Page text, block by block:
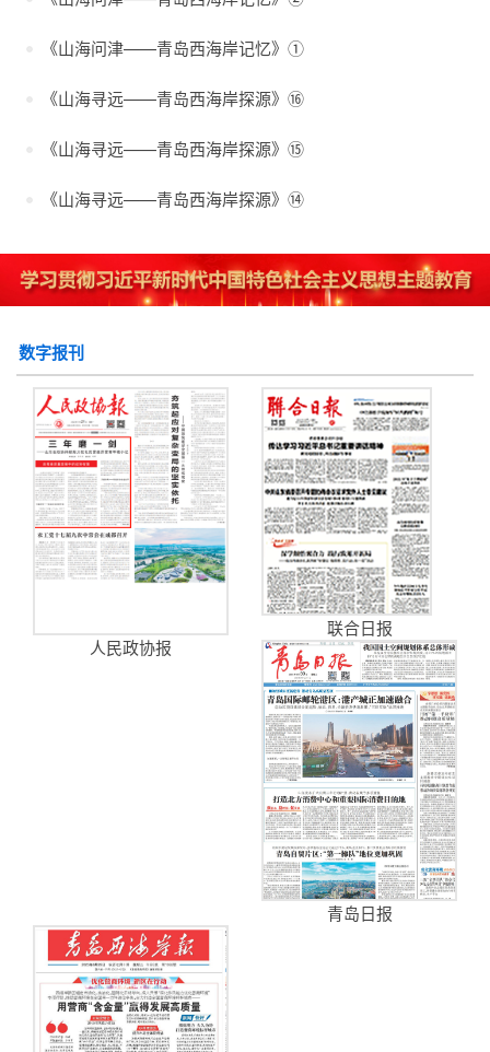
《山海问津——青岛西海岸记忆》①‌
《山海寻远——青岛西海岸探源》‌⑯
《山海寻远——青岛西海岸探源》‌⑮
《山海寻远——青岛西海岸探源》‌⑭
数字报刊
人民政协报
联合日报
青岛日报